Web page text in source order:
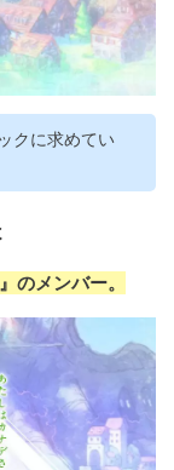
クに求めてい
のメンバー。